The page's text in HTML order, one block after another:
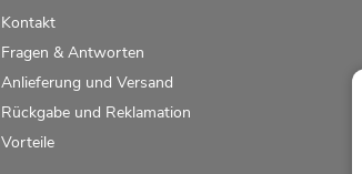
Kontakt
Fragen & Antworten
Anlieferung und Versand
Rückgabe und Reklamation
Vorteile